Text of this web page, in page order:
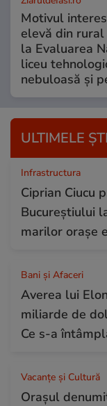
Motivul
elevă din
la Evaluarea
liceu
nebuloasă și
ULTIMELE
Infrastructura
Ciprian Ciucu
Bucureștiului
marilor orașe
Bani și Afaceri
Averea lui
miliarde de
Ce s-a
Vacanțe și Cultură
Orașul